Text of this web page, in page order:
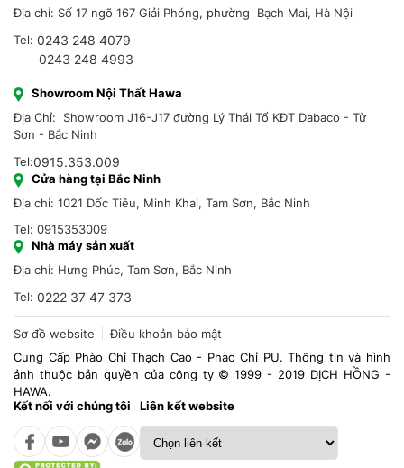
Địa chỉ: Số 17 ngõ 167 Giải Phóng, phường Bạch Mai, Hà Nội
Tel: 0243 248 4079
0243 248 4993
Showroom Nội Thất Hawa
Địa Chỉ: Showroom J16-J17 đường Lý Thái Tổ KĐT Dabaco - Từ
Sơn - Bắc Ninh
Tel:0915.353.009
Cửa hàng tại Bắc Ninh
Địa chỉ: 1021 Dốc Tiêu, Minh Khai, Tam Sơn, Bắc Ninh
Tel: 0915353009
Nhà máy sản xuất
Địa chỉ: Hưng Phúc, Tam Sơn, Bắc Ninh
Tel: 0222 37 47 373
Sơ đồ website
Điều khoản bảo mật
Cung Cấp Phào Chỉ Thạch Cao - Phào Chỉ PU. Thông tin và hình
ảnh thuộc bản quyền của công ty © 1999 - 2019 DỊCH HỒNG -
HAWA.
Kết nối với chúng tôi
Liên kết website